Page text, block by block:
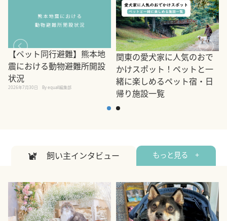
【ペット同行避難】熊本地
震における動物避難所開設
状況
2026年7月30日 By equall編集部
関東の愛犬家に人気のおで
かけスポット！ペットと一
緒に楽しめるペット宿・日
帰り施設一覧
飼い主インタビュー もっと見る +